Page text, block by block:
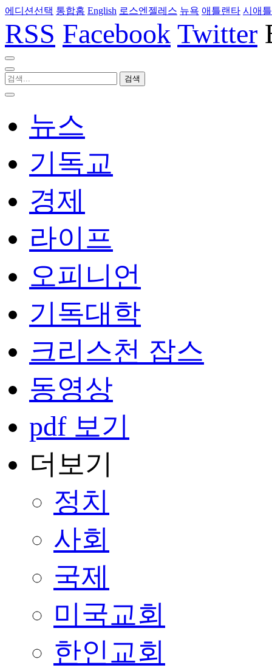
에디션선택 통합홈 English 로스엔젤레스 뉴욕 애틀랜타 시애틀
RSS Facebook Twitter
뉴스
기독교
경제
라이프
오피니언
기독대학
크리스천 잡스
동영상
pdf 보기
더보기
정치
사회
국제
미국교회
한인교회